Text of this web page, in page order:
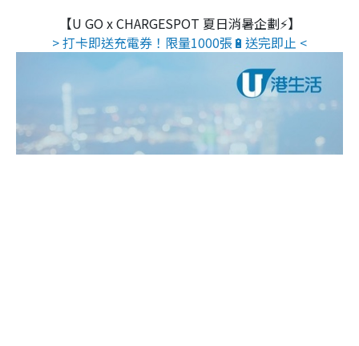
【U GO x CHARGESPOT 夏日消暑企劃⚡】
> 打卡即送充電券！限量1000張🔋送完即止 <